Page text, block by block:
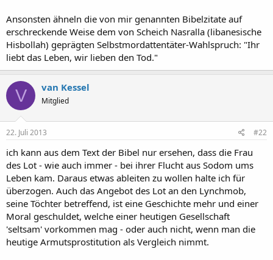
Ansonsten ähneln die von mir genannten Bibelzitate auf
erschreckende Weise dem von Scheich Nasralla (libanesische
Hisbollah) geprägten Selbstmordattentäter-Wahlspruch: "Ihr
liebt das Leben, wir lieben den Tod."
V van Kessel
Mitglied
22. Juli 2013 #22
ich kann aus dem Text der Bibel nur ersehen, dass die Frau
des Lot - wie auch immer - bei ihrer Flucht aus Sodom ums
Leben kam. Daraus etwas ableiten zu wollen halte ich für
überzogen. Auch das Angebot des Lot an den Lynchmob,
seine Töchter betreffend, ist eine Geschichte mehr und einer
Moral geschuldet, welche einer heutigen Gesellschaft
'seltsam' vorkommen mag - oder auch nicht, wenn man die
heutige Armutsprostitution als Vergleich nimmt.